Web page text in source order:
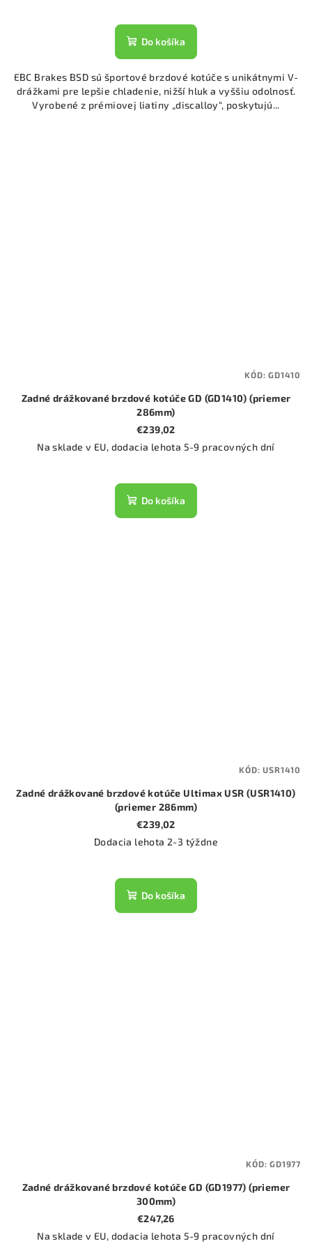
Do košíka
EBC Brakes BSD sú športové brzdové kotúče s unikátnymi V-
drážkami pre lepšie chladenie, nižší hluk a vyššiu odolnosť.
Vyrobené z prémiovej liatiny „discalloy“, poskytujú...
Zadné drážkované brzdové kotúče GD (GD1410) (priemer
286mm)
€239,02
Na sklade v EU, dodacia lehota 5-9 pracovných dní
Do košíka
KÓD:GD1410
Zadné drážkované brzdové kotúče Ultimax USR (USR1410)
(priemer 286mm)
€239,02
Dodacia lehota 2-3 týždne
Do košíka
KÓD:USR1410
Zadné drážkované brzdové kotúče GD (GD1977) (priemer
300mm)
€247,26
Na sklade v EU, dodacia lehota 5-9 pracovných dní
KÓD:GD1977